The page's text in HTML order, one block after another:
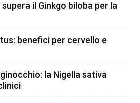
il Ginkgo biloba per la
benefici per cervello e
la Nigella sativa